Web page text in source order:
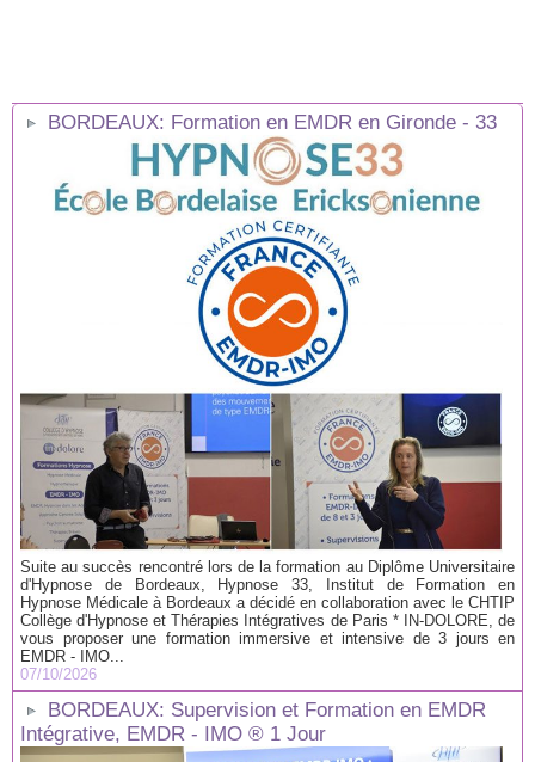
BORDEAUX: Formation en EMDR en Gironde - 33
Suite au succès rencontré lors de la formation au Diplôme Universitaire
d'Hypnose de Bordeaux, Hypnose 33, Institut de Formation en
Hypnose Médicale à Bordeaux a décidé en collaboration avec le CHTIP
Collège d'Hypnose et Thérapies Intégratives de Paris * IN-DOLORE, de
vous proposer une formation immersive et intensive de 3 jours en
EMDR - IMO...
07/10/2026
BORDEAUX: Supervision et Formation en EMDR
Intégrative, EMDR - IMO ® 1 Jour